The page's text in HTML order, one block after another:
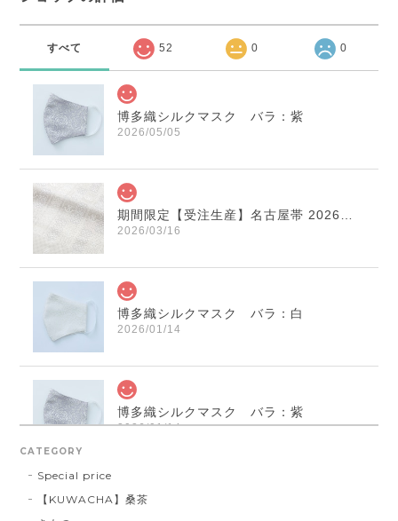
すべて 52 0 0
博多織シルクマスク バラ：紫
2026/05/05
期間限定【受注生産】名古屋帯 2026年干支献上 「午」変わり献上 市松：白×薄鼠
2026/03/16
博多織シルクマスク バラ：白
2026/01/14
博多織シルクマスク バラ：紫
2026/01/14
CATEGORY
Special price
【KUWACHA】桑茶